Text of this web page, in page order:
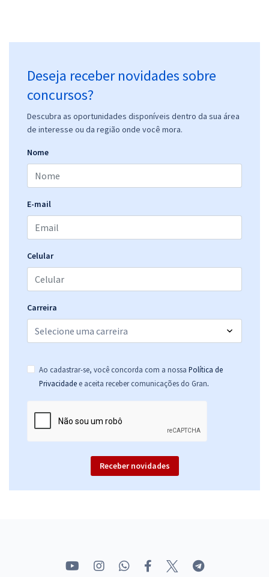
Deseja receber novidades sobre
concursos?
Descubra as oportunidades disponíveis dentro da sua área
de interesse ou da região onde você mora.
Nome
E-mail
Celular
Carreira
Ao cadastrar-se, você concorda com a nossa Política de
Privacidade e aceita receber comunicações do Gran.
Receber novidades